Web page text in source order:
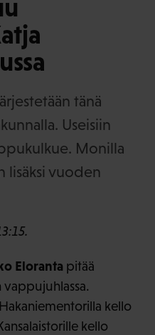
tänä
Useisiin
Monilla
lisäksi vuoden
Eloranta pitää
kello
kello